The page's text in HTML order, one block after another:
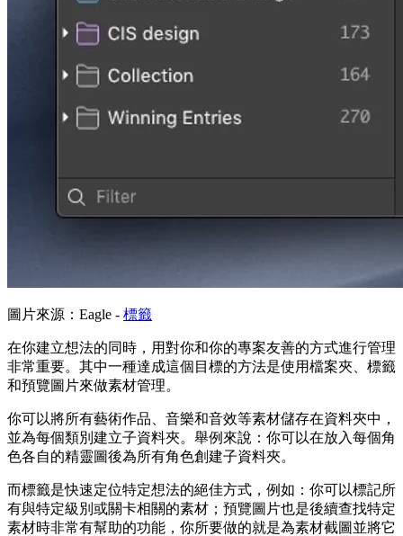
圖片來源：Eagle - 標籤
在你建立想法的同時，用對你和你的專案友善的方式進行管理
非常重要。其中一種達成這個目標的方法是使用檔案夾、標籤
和預覽圖片來做素材管理。
你可以將所有藝術作品、音樂和音效等素材儲存在資料夾中，
並為每個類別建立子資料夾。舉例來說：你可以在放入每個角
色各自的精靈圖後為所有角色創建子資料夾。
而標籤是快速定位特定想法的絕佳方式，例如：你可以標記所
有與特定級別或關卡相關的素材；預覽圖片也是後續查找特定
素材時非常有幫助的功能，你所要做的就是為素材截圖並將它